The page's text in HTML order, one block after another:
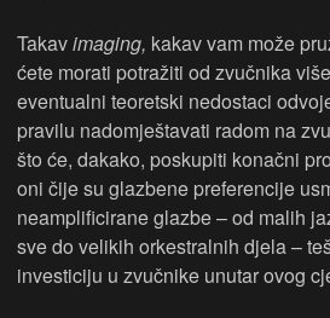
Takavimaging, kakav vam može
ćete morati potražiti od zvučnika
eventualni teoretski nedostaci
pravilu nadomještavati radom na
što će, dakako, poskupiti konačni
oni čije su glazbene preferencije
neamplificirane glazbe – od malih
sve do velikih orkestralnih djela –
investiciju u zvučnike unutar ovog